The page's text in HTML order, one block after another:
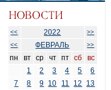
<< 2022
>>
<<
ФЕВРАЛЬ >>
пн вт ср чт пт сб
вс
1
2 3 4 5
6
7
8 9 10 11 12
13